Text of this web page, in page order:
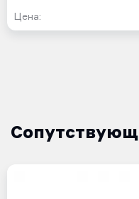
Цена: